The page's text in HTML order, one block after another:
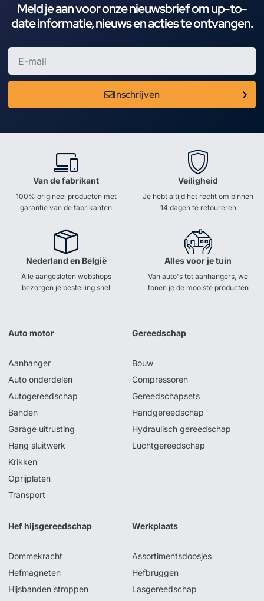
Meld je aan voor onze nieuwsbrief om up-to-
date informatie, nieuws en acties te ontvangen.
Inschrijven
Van de fabrikant
100% origineel producten met
garantie van de fabrikanten
Veiligheid
Je hebt altijd het recht om binnen
14 dagen te retoureren
Nederland en België
Alle aangesloten webshops
bezorgen je bestelling snel
Alles voor je tuin
Van auto's tot aanhangers, we
tonen je de mooiste producten
Auto motor
Aanhanger
Auto onderdelen
Autogereedschap
Banden
Garage uitrusting
Hang sluitwerk
Krikken
Oprijplaten
Transport
Gereedschap
Bouw
Compressoren
Gereedschapsets
Handgereedschap
Hydraulisch gereedschap
Luchtgereedschap
Hef hijsgereedschap
Dommekracht
Hefmagneten
Hijsbanden stroppen
Werkplaats
Assortimentsdoosjes
Hefbruggen
Lasgereedschap